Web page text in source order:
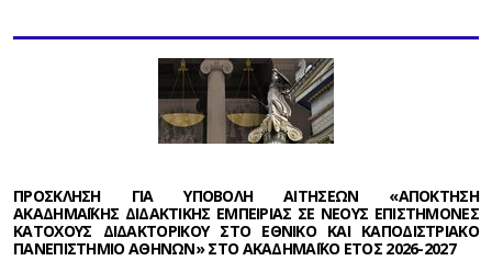
ΠΡΟΣΚΛΗΣΗ ΓΙΑ ΥΠΟΒΟΛΗ ΑΙΤΗΣΕΩΝ «ΑΠΟΚΤΗΣΗ
ΑΚΑΔΗΜΑΪΚΗΣ ΔΙΔΑΚΤΙΚΗΣ ΕΜΠΕΙΡΙΑΣ ΣΕ ΝΕΟΥΣ ΕΠΙΣΤΗΜΟΝΕΣ
ΚΑΤΟΧΟΥΣ ΔΙΔΑΚΤΟΡΙΚΟΥ ΣΤΟ ΕΘΝΙΚΟ ΚΑΙ ΚΑΠΟΔΙΣΤΡΙΑΚΟ
ΠΑΝΕΠΙΣΤΗΜΙΟ ΑΘΗΝΩΝ» ΣΤΟ ΑΚΑΔΗΜΑΪΚΟ ΕΤΟΣ 2026-2027